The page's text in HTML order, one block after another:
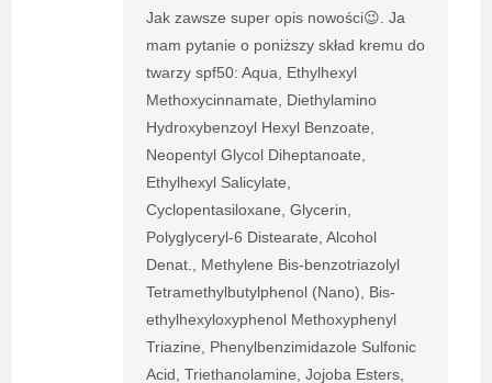
Jak zawsze super opis nowości😉. Ja
mam pytanie o poniższy skład kremu do
twarzy spf50: Aqua, Ethylhexyl
Methoxycinnamate, Diethylamino
Hydroxybenzoyl Hexyl Benzoate,
Neopentyl Glycol Diheptanoate,
Ethylhexyl Salicylate,
Cyclopentasiloxane, Glycerin,
Polyglyceryl-6 Distearate, Alcohol
Denat., Methylene Bis-benzotriazolyl
Tetramethylbutylphenol (Nano), Bis-
ethylhexyloxyphenol Methoxyphenyl
Triazine, Phenylbenzimidazole Sulfonic
Acid, Triethanolamine, Jojoba Esters,